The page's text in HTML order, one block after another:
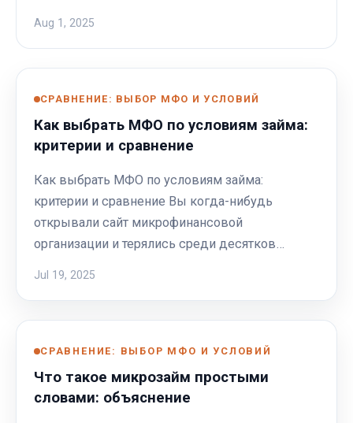
Aug 1, 2025
СРАВНЕНИЕ: ВЫБОР МФО И УСЛОВИЙ
Как выбрать МФО по условиям займа:
критерии и сравнение
Как выбрать МФО по условиям займа:
критерии и сравнение Вы когда-нибудь
открывали сайт микрофинансовой
организации и терялись среди десятков…
Jul 19, 2025
СРАВНЕНИЕ: ВЫБОР МФО И УСЛОВИЙ
Что такое микрозайм простыми
словами: объяснение